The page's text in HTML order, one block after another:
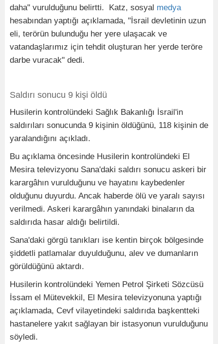
daha" vurulduğunu belirtti. Katz, sosyal medya
hesabından yaptığı açıklamada, "İsrail devletinin uzun
eli, terörün bulunduğu her yere ulaşacak ve
vatandaşlarımız için tehdit oluşturan her yerde teröre
darbe vuracak" dedi.
Saldırı sonucu 9 kişi öldü
Husilerin kontrolündeki Sağlık Bakanlığı İsrail'in
saldırıları sonucunda 9 kişinin öldüğünü, 118 kişinin de
yaralandığını açıkladı.
Bu açıklama öncesinde Husilerin kontrolündeki El
Mesira televizyonu Sana'daki saldırı sonucu askeri bir
karargâhın vurulduğunu ve hayatını kaybedenler
olduğunu duyurdu. Ancak haberde ölü ve yaralı sayısı
verilmedi. Askeri karargâhın yanındaki binaların da
saldırıda hasar aldığı belirtildi.
Sana'daki görgü tanıkları ise kentin birçok bölgesinde
şiddetli patlamalar duyulduğunu, alev ve dumanların
görüldüğünü aktardı.
Husilerin kontrolündeki Yemen Petrol Şirketi Sözcüsü
İssam el Mütevekkil, El Mesira televizyonuna yaptığı
açıklamada, Cevf vilayetindeki saldırıda başkentteki
hastanelere yakıt sağlayan bir istasyonun vurulduğunu
söyledi.